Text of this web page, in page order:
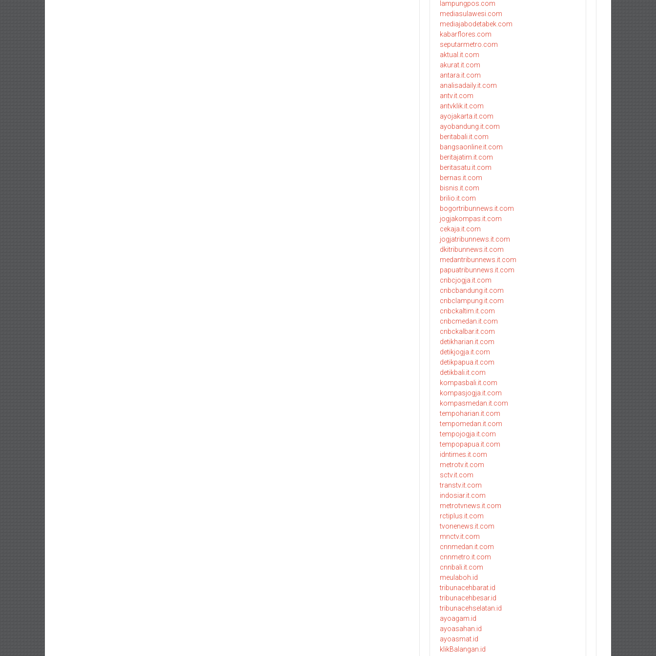
lampungpos.com
mediasulawesi.com
mediajabodetabek.com
kabarflores.com
seputarmetro.com
aktual.it.com
akurat.it.com
antara.it.com
analisadaily.it.com
antv.it.com
antvklik.it.com
ayojakarta.it.com
ayobandung.it.com
beritabali.it.com
bangsaonline.it.com
beritajatim.it.com
beritasatu.it.com
bernas.it.com
bisnis.it.com
brilio.it.com
bogortribunnews.it.com
jogjakompas.it.com
cekaja.it.com
jogjatribunnews.it.com
dkitribunnews.it.com
medantribunnews.it.com
papuatribunnews.it.com
cnbcjogja.it.com
cnbcbandung.it.com
cnbclampung.it.com
cnbckaltim.it.com
cnbcmedan.it.com
cnbckalbar.it.com
detikharian.it.com
detikjogja.it.com
detikpapua.it.com
detikbali.it.com
kompasbali.it.com
kompasjogja.it.com
kompasmedan.it.com
tempoharian.it.com
tempomedan.it.com
tempojogja.it.com
tempopapua.it.com
idntimes.it.com
metrotv.it.com
sctv.it.com
transtv.it.com
indosiar.it.com
metrotvnews.it.com
rctiplus.it.com
tvonenews.it.com
mnctv.it.com
cnnmedan.it.com
cnnmetro.it.com
cnnbali.it.com
meulaboh.id
tribunacehbarat.id
tribunacehbesar.id
tribunacehselatan.id
ayoagam.id
ayoasahan.id
ayoasmat.id
klikBalangan.id